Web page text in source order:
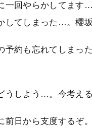
一回やらかしてます…
してしまった…。櫻
予約も忘れてしまっ
うしよう…。今考え
前日から支度するぞ。